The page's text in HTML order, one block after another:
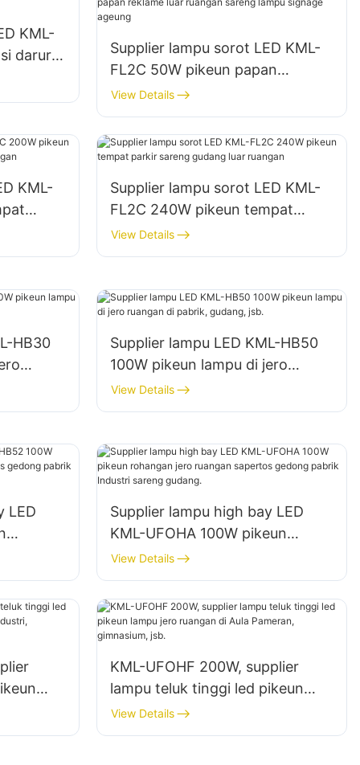
KML-
darurat
Supplier lampu sorot LED KML-
FL2C 50W pikeun papan
reklame luar ruangan sareng
lampu signage ageung
View Details
KML-
Supplier lampu sorot LED KML-
FL2C 240W pikeun tempat
parkir sareng gudang luar
ruangan
View Details
HB30
Supplier lampu LED KML-HB50
100W pikeun lampu di jero
ruangan di pabrik, gudang, jsb.
View Details
LED
Supplier lampu high bay LED
KML-UFOHA 100W pikeun
rohangan jero ruangan sapertos
gedong pabrik Industri sareng
gudang.
View Details
KML-UFOHF 200W, supplier
lampu teluk tinggi led pikeun
lampu jero ruangan di Aula
Pameran, gimnasium, jsb.
View Details